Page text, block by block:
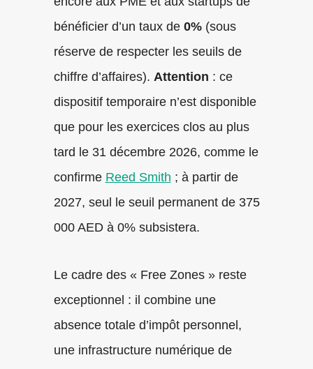
bénéficier d’un taux de 0%(sous
réserve de respecter les seuils de
chiffre d’affaires). Attention : ce
dispositif temporaire n’est disponible
que pour les exercices clos au plus
tard le 31 décembre 2026, comme le
confirme Reed Smith ; à partir de
2027, seul le seuil permanent de 375
000 AED à 0% subsistera.
Le cadre des « Free Zones » reste
exceptionnel : il combine une
absence totale d’impôt personnel,
une infrastructure numérique de